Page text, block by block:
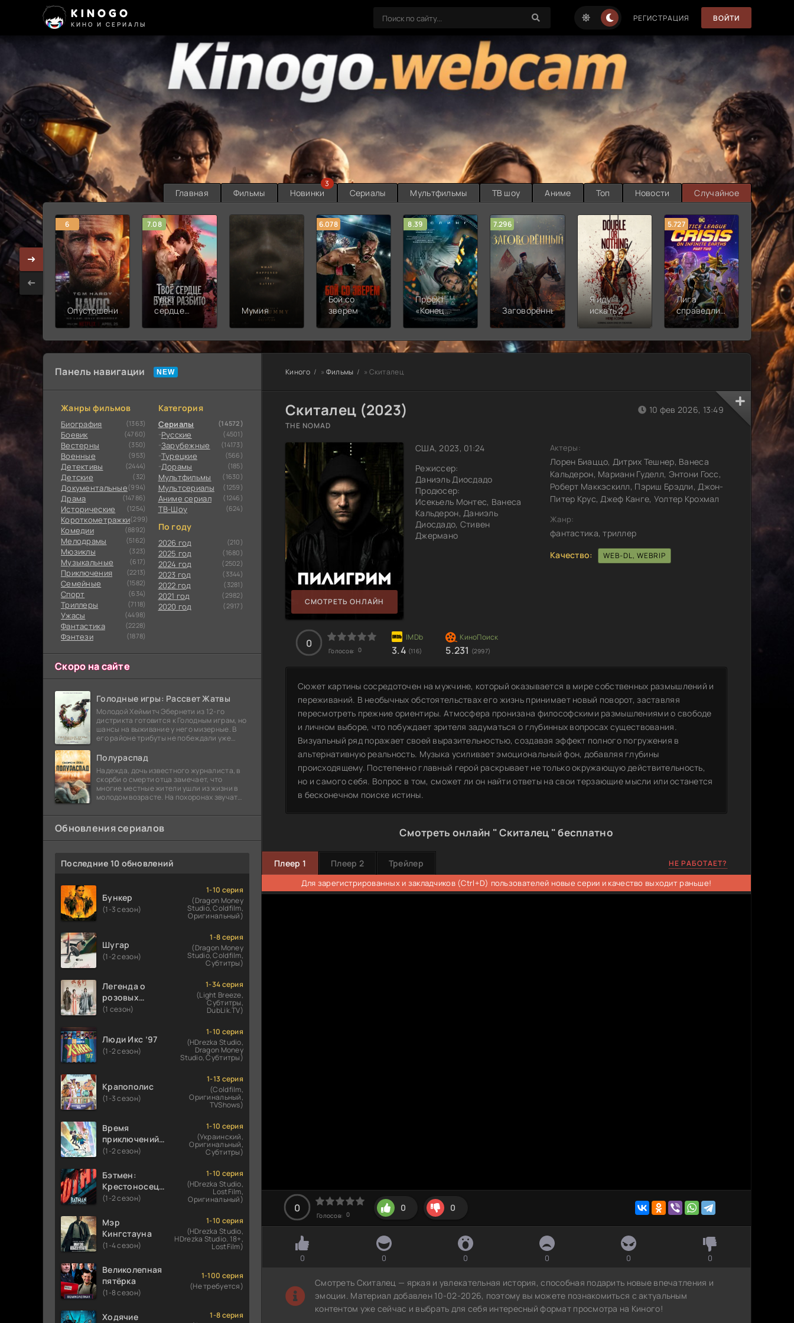
KINOGO
КИНО И СЕРИАЛЫ
РЕГИСТРАЦИЯ ВОЙТИ
Главная Фильмы Новинки
3
Сериалы Мультфильмы ТВ шоу Аниме Топ Новости Случайное
6
Опустошение
7.08
Твоё
сердце
Мумия
6.078
Бой со
зверем
8.39
Проект
«Конец
света»
7.296
Заговорённый
Я иду
искать 2:
Вот и я
5.727
Лига
справедливости:
Кризис на
землях.
Часть 2
8.889
Новая
смена
Панель навигации
Жанры фильмов
Биография (1363)
Боевик (4760)
Вестерны (350)
Военные (953)
Детективы (2444)
Детские (32)
Документальные(994)
Драма (14786)
Исторические (1254)
Короткометражки(299)
Комедии (8892)
Мелодрамы (5162)
Мюзиклы (323)
Музыкальные (617)
Приключения (2213)
Семейные (1582)
Cпорт (634)
Триллеры (7118)
Ужасы (4498)
Фантастика (2228)
Фэнтези (1878)
Категория
Сериалы (14572)
Русские (4501)
Зарубежные (14173)
Турецкие (566)
Дорамы (185)
Мультфильмы (1630)
Мультсериалы (1259)
Аниме сериал (1246)
ТВ-Шоу (624)
По году
2026 год (210)
2025 год (1680)
2024 год (2502)
2023 год (3344)
2022 год (3281)
2021 год (2982)
2020 год (2917)
Скоро на сайте
Голодные игры: Рассвет Жатвы
Молодой Хеймитч Эбернети из 12-го
дистрикта готовится к Голодным играм, но
шансы на выживание у него мизерные. В
его районе трибуты не побеждали уже
безнадежности.
Полураспад
Надежда, дочь известного журналиста, в
скорби о смерти отца замечает, что
многие местные жители ушли из жизни в
молодом возрасте. На похоронах звучат
Обновления сериалов
Последние 10 обновлений
Бункер
(1-3 сезон)
1-10 серия
(Dragon Money
Studio, Coldfilm,
Оригинальный)
Шугар
(1-2 сезон)
1-8 серия
(Dragon Money
Studio, Coldfilm,
Субтитры)
Легенда о
розовых
облаках
(1 сезон)
1-34 серия
(Light Breeze,
Субтитры,
DubLik.TV)
Люди Икс ’97
(1-2 сезон)
1-10 серия
(HDrezka Studio,
Dragon Money
Studio, Субтитры)
Крапополис
(1-3 сезон)
1-13 серия
(Coldfilm,
Оригинальный,
TVShows)
Время
приключений:
Фионна и Кейк
(1-2 сезон)
1-10 серия
(Украинский,
Оригинальный,
Субтитры)
Бэтмен:
Крестоносец в
плаще
(1-2 сезон)
1-10 серия
(HDrezka Studio,
LostFilm,
Оригинальный)
Мэр
Кингстауна
(1-4 сезон)
1-10 серия
(HDrezka Studio,
HDrezka Studio. 18+,
LostFilm)
Великолепная
пятёрка
(1-8 сезон)
1-100 серия
(Не требуется)
Ходячие
1-8 серия
Киного » Фильмы » Скиталец
Скиталец (2023)
THE NOMAD
СМОТРЕТЬ ОНЛАЙН
США, 2023, 01:24
Режиссер:
Даниэль Диосдадо
Продюсер:
Исекьель Монтес, Ванеса
Кальдерон, Даниэль
Диосдадо, Стивен
Джермано
10 фев 2026, 13:49
Актеры:
Лорен Биаццо, Дитрих Тешнер, Ванеса
Кальдерон, Марианн Гуделл, Энтони Госс,
Роберт Маккэскилл, Пэриш Брэдли, Джон-
Питер Крус, Джеф Канге, Уолтер Крохмал
Жанр:
фантастика, триллер
Качество:
WEB-DL, WEBRIP
0
Голосов: 0 3.4 (116) 5.231 (2997)
Сюжет картины сосредоточен на мужчине, который оказывается в мире собственных размышлений и
переживаний. В необычных обстоятельствах его жизнь принимает новый поворот, заставляя
пересмотреть прежние ориентиры. Атмосфера пронизана философскими размышлениями о свободе
и личном выборе, что побуждает зрителя задуматься о глубинных вопросах существования.
Визуальный ряд поражает своей выразительностью, создавая эффект полного погружения в
альтернативную реальность. Музыка усиливает эмоциональный фон, добавляя глубины
происходящему. Постепенно главный герой раскрывает не только окружающую действительность,
но и самого себя. Вопрос в том, сможет ли он найти ответы на свои терзающие мысли или останется
в бесконечном поиске истины.
Смотреть онлайн " Скиталец " бесплатно
Плеер 1 Плеер 2 Трейлер НЕ РАБОТАЕТ?
Для зарегистрированных и закладчиков (Ctrl+D) пользователей новые серии и качество выходит раньше!
0
Голосов: 0
0 0
0 0 0 0 0 0
Смотреть Скиталец — яркая и увлекательная история, способная подарить новые впечатления и
эмоции. Материал добавлен 10-02-2026, поэтому вы можете познакомиться с актуальным
контентом уже сейчас и выбрать для себя интересный формат просмотра на Киного!